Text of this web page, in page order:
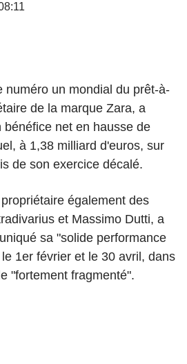
numéro un mondial du prêt-à-
de la marque Zara, a
net en hausse de
à 1,38 milliard d'euros, sur
de son exercice décalé.
également des
et Massimo Dutti, a
sa "solide performance
1er février et le 30 avril, dans
"fortement fragmenté".